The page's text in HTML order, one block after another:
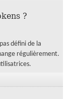
?
défini de la
régulièrement.